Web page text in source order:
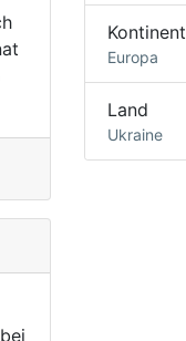
Kontinent
Europa
Land
Ukraine